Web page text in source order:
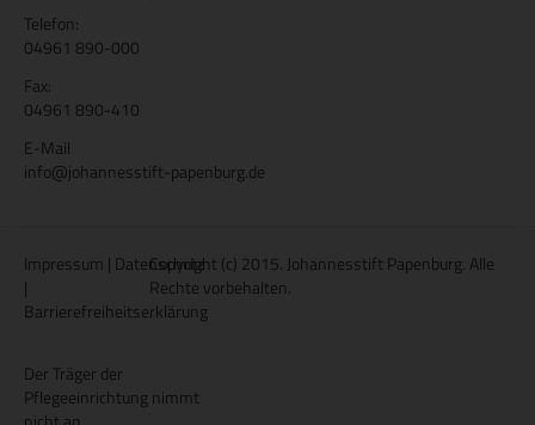
Telefon:
04961 890-000
Fax:
04961 890-410
E-Mail
info@johannesstift-papenburg.de
Impressum | Datenschutz
|
Barrierefreiheitserklärung
Der Träger der
Pflegeeinrichtung nimmt
Copyright (c) 2015. Johannesstift Papenburg. Alle
Rechte vorbehalten.